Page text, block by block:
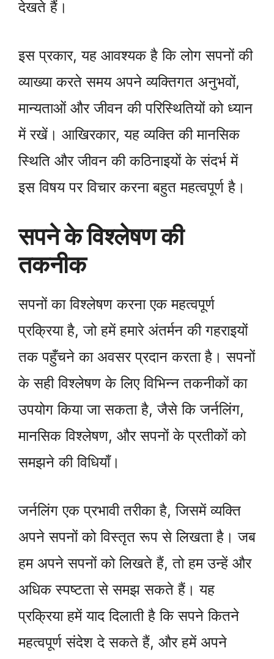
देखते हैं।
इस प्रकार, यह आवश्यक है कि लोग सपनों की
व्याख्या करते समय अपने व्यक्तिगत अनुभवों,
मान्यताओं और जीवन की परिस्थितियों को ध्यान
में रखें। आखिरकार, यह व्यक्ति की मानसिक
स्थिति और जीवन की कठिनाइयों के संदर्भ में
इस विषय पर विचार करना बहुत महत्वपूर्ण है।
सपने के विश्लेषण की
तकनीक
सपनों का विश्लेषण करना एक महत्वपूर्ण
प्रक्रिया है, जो हमें हमारे अंतर्मन की गहराइयों
तक पहुँचने का अवसर प्रदान करता है। सपनों
के सही विश्लेषण के लिए विभिन्न तकनीकों का
उपयोग किया जा सकता है, जैसे कि जर्नलिंग,
मानसिक विश्लेषण, और सपनों के प्रतीकों को
समझने की विधियाँ।
जर्नलिंग एक प्रभावी तरीका है, जिसमें व्यक्ति
अपने सपनों को विस्तृत रूप से लिखता है। जब
हम अपने सपनों को लिखते हैं, तो हम उन्हें और
अधिक स्पष्टता से समझ सकते हैं। यह
प्रक्रिया हमें याद दिलाती है कि सपने कितने
महत्वपूर्ण संदेश दे सकते हैं, और हमें अपने